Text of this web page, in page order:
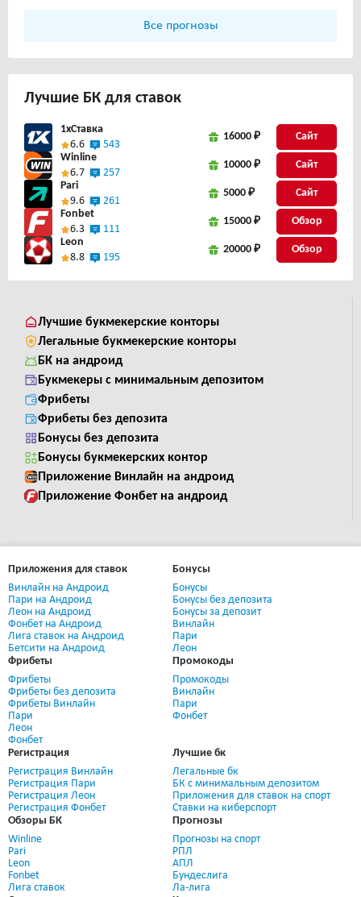
Все прогнозы
Лучшие БК для ставок
1xСтавка
6.6
543
16000 ₽
Сайт
Winline
6.7
257
10000 ₽
Сайт
Pari
9.6
261
5000 ₽
Сайт
Fonbet
6.3
111
15000 ₽
Leon
8.8
195
20000 ₽
Лучшие букмекерские конторы
Легальные букмекерские конторы
БК на андроид
Букмекеры с минимальным депозитом
Фрибеты
Фрибеты без депозита
Бонусы без депозита
Бонусы букмекерских контор
Приложение Винлайн на андроид
Приложение Фонбет на андроид
Приложения для ставок
Винлайн на Андроид
Пари на Андроид
Леон на Андроид
Фонбет на Андроид
Лига ставок на Андроид
Бетсити на Андроид
Бонусы
Бонусы
Бонусы без депозита
Бонусы за депозит
Винлайн
Пари
Леон
Фрибеты
Фрибеты
Фрибеты без депозита
Фрибеты Винлайн
Пари
Леон
Фонбет
Промокоды
Промокоды
Винлайн
Пари
Фонбет
Регистрация
Регистрация Винлайн
Регистрация Пари
Регистрация Леон
Регистрация Фонбет
Лучшие бк
Легальные бк
БК с минимальным депозитом
Приложения для ставок на спорт
Ставки на киберспорт
Обзоры БК
Winline
Pari
Leon
Fonbet
Лига ставок
Прогнозы
Прогнозы на спорт
РПЛ
АПЛ
Бундеслига
Ла-лига